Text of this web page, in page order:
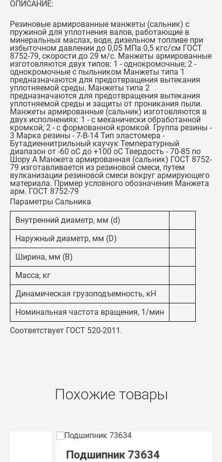
ОПИСАНИЕ:
Резиновые армированные манжеты (сальник) с
пружиной для уплотнения валов, работающие в
минеральных маслах, воде, дизельном топливе при
избыточном давлении до 0,05 МПа 0,5 кгс/см ГОСТ
8752-79, скорости до 29 м/с. Манжеты армированные
изготовляются двух типов: 1 - однокромочные; 2 -
однокромочные с пыльником Манжеты типа 1
предназначаются для предотвращения вытекания
уплотняемой среды. Манжеты типа 2
предназначаются для предотвращения вытекания
уплотняемой среды и защиты от проникания пыли.
Манжеты армированные (сальник) изготовляются в
двух исполнениях: 1 - с механически обработанной
кромкой; 2 - с формованной кромкой. Группа резины -
3 Марка резины - 7-В-14 Тип эластомера -
Бутадиеннитрильный каучук Температурный
диапазон от -60 оС до +100 оС Твердость - 70-85 по
Шору А Манжета армированная (сальник) ГОСТ 8752-
79 изготавливается из резиновой смеси, путем
вулканизации резиновой смеси вокруг армирующего
материала. Пример условного обозначения Манжета
арм. ГОСТ 8752-79
Параметры Сальника
Внутренний диаметр, мм (d)
Наружный диаметр, мм (D)
Ширина, мм (B)
Масса, кг
Динамическая грузоподъемность, кН
Номинальная частота вращения, 1/мин
Соответствует ГОСТ 520-2011.
Похожие товары
Подшипник 73634